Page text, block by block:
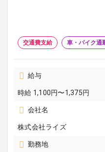
交通費支給 車・バイク通
給与
時給 1,100円〜1,375円
会社名
株式会社ライズ
勤務地